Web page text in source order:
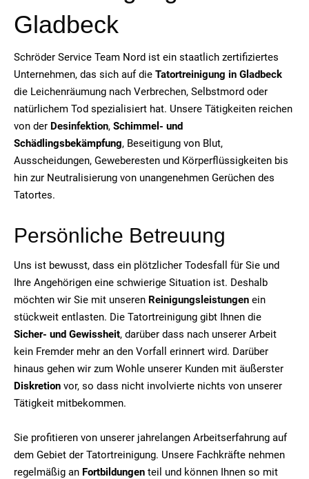
Gladbeck
Schröder Service Team Nord ist ein staatlich zertifiziertes
Unternehmen, das sich auf die Tatortreinigung in Gladbeck
die Leichenräumung nach Verbrechen, Selbstmord oder
natürlichem Tod spezialisiert hat. Unsere Tätigkeiten reichen
von der Desinfektion, Schimmel- und
Schädlingsbekämpfung, Beseitigung von Blut,
Ausscheidungen, Geweberesten und Körperflüssigkeiten bis
hin zur Neutralisierung von unangenehmen Gerüchen des
Tatortes.
Persönliche Betreuung
Uns ist bewusst, dass ein plötzlicher Todesfall für Sie und
Ihre Angehörigen eine schwierige Situation ist. Deshalb
möchten wir Sie mit unseren Reinigungsleistungen ein
stückweit entlasten. Die Tatortreinigung gibt Ihnen die
Sicher- und Gewissheit, darüber dass nach unserer Arbeit
kein Fremder mehr an den Vorfall erinnert wird. Darüber
hinaus gehen wir zum Wohle unserer Kunden mit äußerster
Diskretion vor, so dass nicht involvierte nichts von unserer
Tätigkeit mitbekommen.
Sie profitieren von unserer jahrelangen Arbeitserfahrung auf
dem Gebiet der Tatortreinigung. Unsere Fachkräfte nehmen
regelmäßig an Fortbildungen teil und können Ihnen so mit